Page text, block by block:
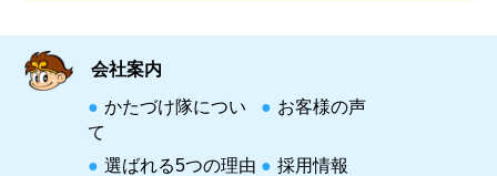
会社案内
かたづけ隊につい
て
お客様の声
選ばれる5つの理由
採用情報